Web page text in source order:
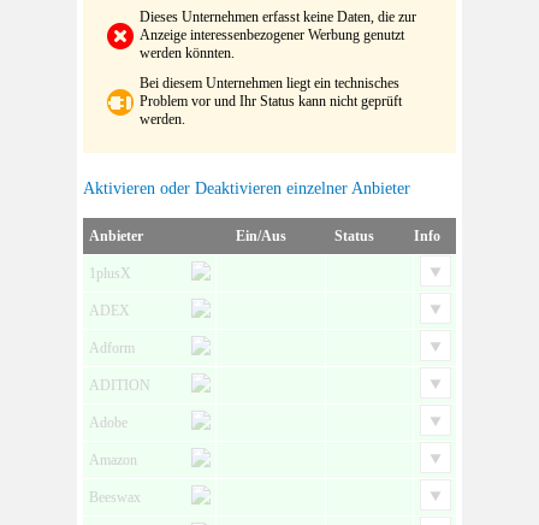
Dieses Unternehmen erfasst keine Daten, die zur
Anzeige interessenbezogener Werbung genutzt
werden könnten.
Bei diesem Unternehmen liegt ein technisches
Problem vor und Ihr Status kann nicht geprüft
werden.